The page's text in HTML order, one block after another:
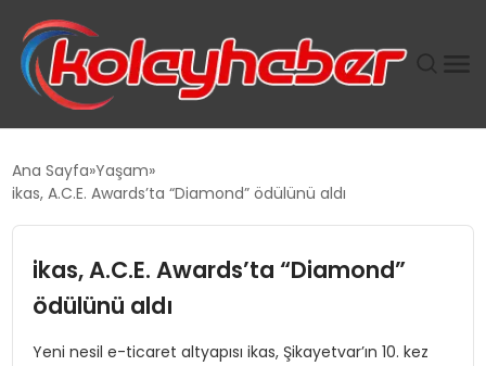
TANYER YAPI ZEMIN MÜHENDISLIĞINDE HEDEF
Ana Sayfa Yaşam
ikas, A.C.E. Awards’ta “Diamond” ödülünü aldı
ikas, A.C.E. Awards’ta “Diamond”
ödülünü aldı
Yeni nesil e-ticaret altyapısı ikas, Şikayetvar’ın 10. kez